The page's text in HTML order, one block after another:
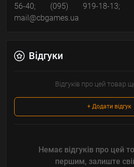
56-40; (095) 919-18-13;
mail@cbgames.ua
Відгуки
Відгуків про цей товар
+ Додати відгук
Немає відгуків про цей
першим, залиште